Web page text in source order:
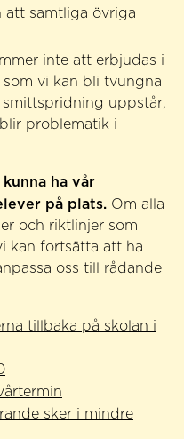
att samtliga övriga
inte att erbjudas i
vi kan bli tvungna
uppstår,
problematik i
ha vår
på plats. Om alla
och riktlinjer som
kan fortsätta att ha
oss till rådande
tillbaka på skolan i
sker i mindre